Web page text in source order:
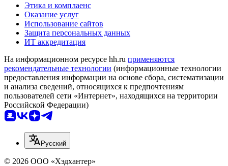
Этика и комплаенс
Оказание услуг
Использование сайтов
Защита персональных данных
ИТ аккредитация
На информационном ресурсе hh.ru применяются
рекомендательные технологии (информационные технологии
предоставления информации на основе сбора, систематизации
и анализа сведений, относящихся к предпочтениям
пользователей сети «Интернет», находящихся на территории
Российской Федерации)
Русский
© 2026 ООО «Хэдхантер»